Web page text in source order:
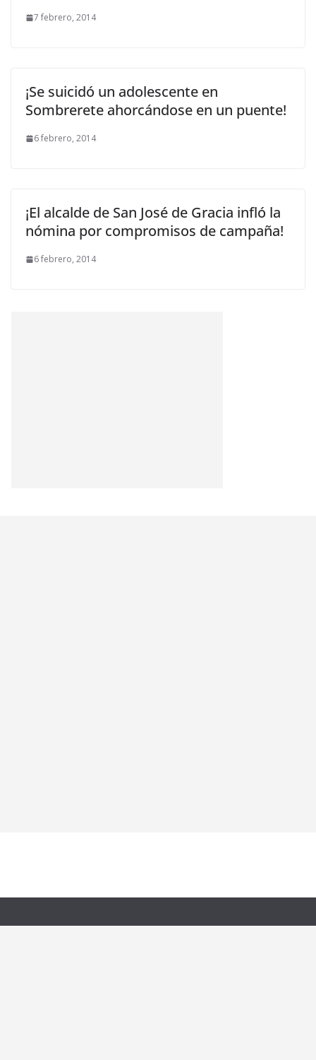
7 febrero, 2014
¡Se suicidó un adolescente en
Sombrerete ahorcándose en un puente!
6 febrero, 2014
¡El alcalde de San José de Gracia infló la
nómina por compromisos de campaña!
6 febrero, 2014